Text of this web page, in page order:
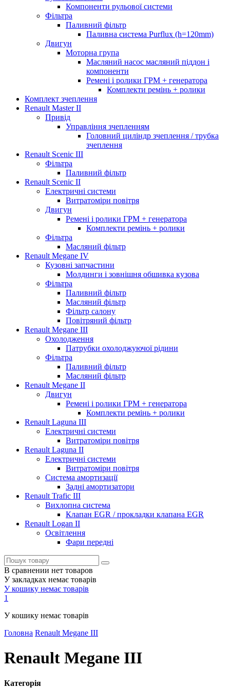
Компоненти рульової системи
Фільтра
Паливний фільтр
Паливна система Purflux (h=120mm)
Двигун
Моторна група
Масляний насос масляний піддон і
компоненти
Ремені і ролики ГРМ + генератора
Комплекти ремінь + ролики
Комплект зчеплення
Renault Master II
Привід
Управління зчепленням
Головний циліндр зчеплення / трубка
зчеплення
Renault Scenic III
Фільтра
Паливний фільтр
Renault Scenic II
Електричні системи
Витратоміри повітря
Двигун
Ремені і ролики ГРМ + генератора
Комплекти ремінь + ролики
Фільтра
Масляний фільтр
Renault Megane IV
Кузовні запчастини
Молдинги і зовнішня обшивка кузова
Фільтра
Паливний фільтр
Масляний фільтр
Фільтр салону
Повітряний фільтр
Renault Megane III
Охолодження
Патрубки охолоджуючої рідини
Фільтра
Паливний фільтр
Масляний фільтр
Renault Megane II
Двигун
Ремені і ролики ГРМ + генератора
Комплекти ремінь + ролики
Renault Laguna III
Електричні системи
Витратоміри повітря
Renault Laguna II
Електричні системи
Витратоміри повітря
Система амортизації
Задні амортизатори
Renault Trafic III
Вихлопна система
Клапан EGR / прокладки клапана EGR
Renault Logan II
Освітлення
Фари передні
В сравнении нет товаров
У закладках немає товарів
У кошику немає товарів
1
У кошику немає товарів
Головна Renault Megane III
Renault Megane III
Категорія